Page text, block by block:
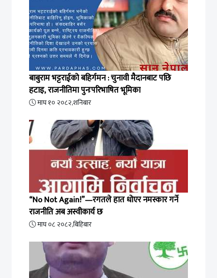
बाबुराम भट्टराईको बहिर्गमन : चुनावी मैदानबाट पछि
हटाइ, राजनीतिमा पुनःपरिभाषित भूमिका
माघ १० २०८२,शनिबार
“No Not Again!”—रगतले हात धोएर नमस्कार गर्ने
राजनीति अब अस्वीकार्य छ
माघ ०८ २०८२,बिहिबार